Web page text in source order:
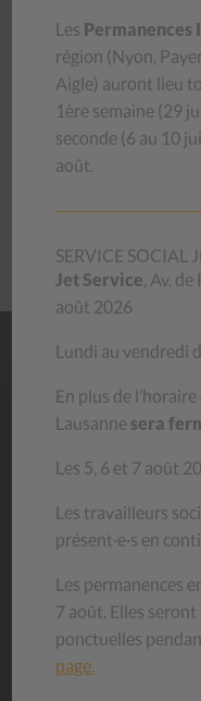
photo : copyright « on
Pour recevoir de l’aide :
CSP Vaud
PRÉVENTION
NOS
Habits, livres, bibelots,
se renouvelle chaque
En achetant au CSP,
en difficulté et vous
luttant ainsi contre le
Les
région (Nyon,
Aigle) auront lieu
1ère semaine (29
seconde (6 au 10
août.
SERVICE SOCIAL
Jet Service, Av.
août 2026
Lundi au vendredi
En plus de l’horaire
Lausanne sera
Les 5, 6 et 7 août
Les travailleurs
présent·e·s en
Les permanences
7 août. Elles
ponctuelles
page.